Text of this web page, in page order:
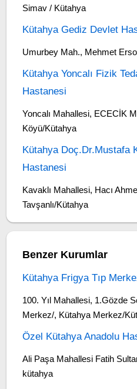
Simav / Kütahya
Kütahya Gediz Devlet
Umurbey Mah., Mehmet
Kütahya Yoncalı Fizik
Hastanesi
Yoncalı Mahallesi, ECECİK
Köyü/Kütahya
Kütahya Doç.Dr.Mustafa
Hastanesi
Kavaklı Mahallesi, Hacı
Tavşanlı/Kütahya
Benzer Kurumlar
Kütahya Frigya Tıp
100. Yıl Mahallesi, 1.Gözde
Merkez/, Kütahya Merkez/
Özel Kütahya Anadolu
Ali Paşa Mahallesi Fatih
kütahya